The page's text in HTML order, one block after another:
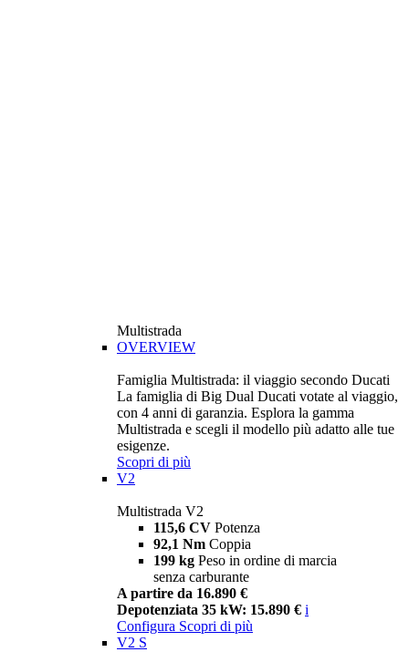
Multistrada
OVERVIEW
Famiglia Multistrada: il viaggio secondo Ducati
La famiglia di Big Dual Ducati votate al viaggio,
con 4 anni di garanzia. Esplora la gamma
Multistrada e scegli il modello più adatto alle tue
esigenze.
Scopri di più
V2
Multistrada V2
115,6 CV Potenza
92,1 Nm Coppia
199 kg Peso in ordine di marcia
senza carburante
A partire da 16.890 €
Depotenziata 35 kW: 15.890 € i
Configura Scopri di più
V2 S